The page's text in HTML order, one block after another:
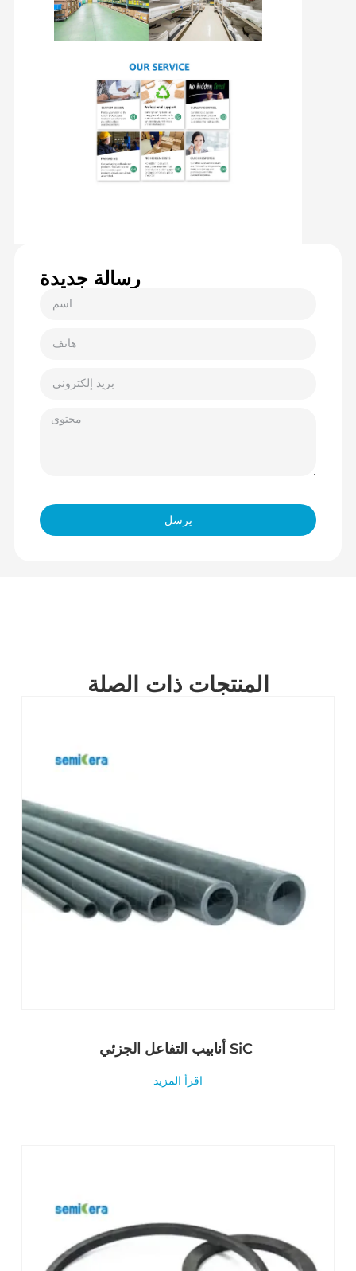
رسالة جديدة
يرسل
المنتجات ذات الصلة
أنابيب التفاعل الجزئي SiC
اقرأ المزيد